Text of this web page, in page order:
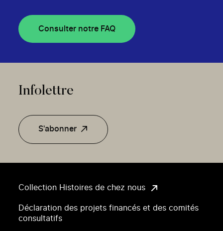
Collection Histoires de chez nous
Déclaration des projets financés et des comités
consultatifs
Consulter notre FAQ
Infolettre
S'abonner